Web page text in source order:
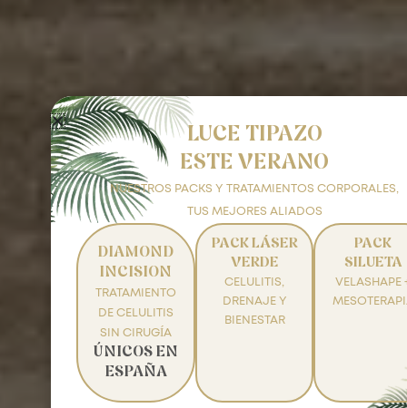
LUCE TIPAZO
ESTE VERANO
NUESTROS PACKS Y TRATAMIENTOS CORPORALES,
TUS MEJORES ALIADOS
DIAMOND
INCISION
TRATAMIENTO
DE CELULITIS
SIN CIRUGÍA
ÚNICOS EN
ESPAÑA
PACK LÁSER
VERDE
CELULITIS,
DRENAJE Y
BIENESTAR
PACK
SILUETA
VELASHAPE